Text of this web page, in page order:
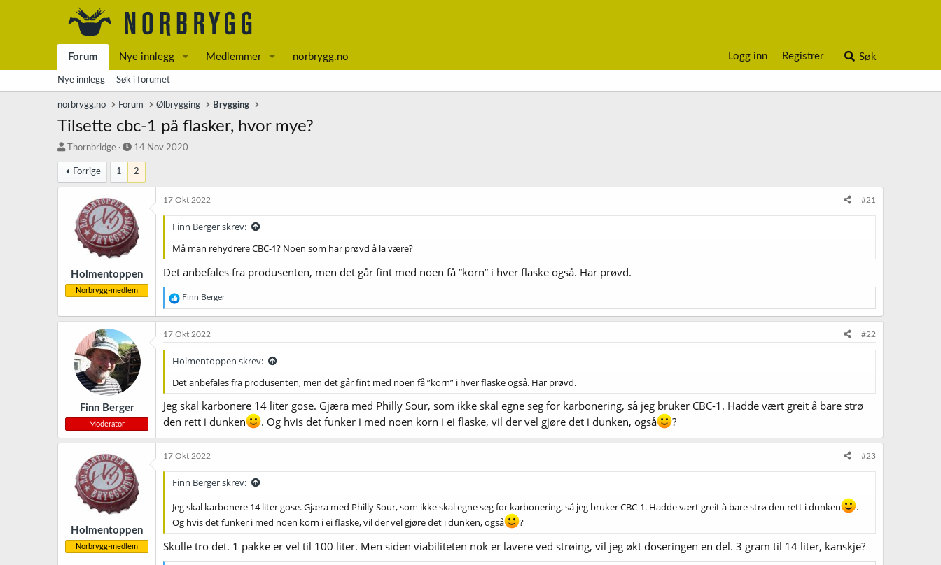
Forum Nye innlegg Medlemmer norbrygg.no Logg inn Registrer Søk
Nye innlegg Søk i forumet
norbrygg.no Forum Ølbrygging Brygging
Tilsette cbc-1 på flasker, hvor mye?
T
å
d
Thornbridge
S
t
a
r
a
t
o
14 Nov 2020
Forrige 1 2
Holmentoppen
Norbrygg-medlem
17 Okt 2022 #21
Finn Berger skrev:
Må man rehydrere CBC-1? Noen som har prøvd å la være?
Det anbefales fra produsenten, men det går fint med noen få ”korn” i hver flaske også. Har prøvd.
R
e
a
k
j
o
e
:
Finn Berger
Finn Berger
Moderator
17 Okt 2022 #22
Holmentoppen skrev:
Det anbefales fra produsenten, men det går fint med noen få ”korn” i hver flaske også. Har prøvd.
Jeg skal karbonere 14 liter gose. Gjæra med Philly Sour, som ikke skal egne seg for karbonering, så jeg bruker CBC-1. Hadde vært greit å bare strø
den rett i dunken
. Og hvis det funker i med noen korn i ei flaske, vil der vel gjøre det i dunken, også ?
Holmentoppen
Norbrygg-medlem
17 Okt 2022 #23
Finn Berger skrev:
Jeg skal karbonere 14 liter gose. Gjæra med Philly Sour, som ikke skal egne seg for karbonering, så jeg bruker CBC-1. Hadde vært greit å bare strø den rett i dunken
.
Og hvis det funker i med noen korn i ei flaske, vil der vel gjøre det i dunken, også
?
Skulle tro det. 1 pakke er vel til 100 liter. Men siden viabiliteten nok er lavere ved strøing, vil jeg økt doseringen en del. 3 gram til 14 liter, kanskje?